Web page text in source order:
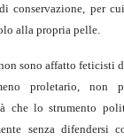
conservazione, per
alla propria pelle.
sono affatto feticisti
proletario, non
che lo strumento
senza